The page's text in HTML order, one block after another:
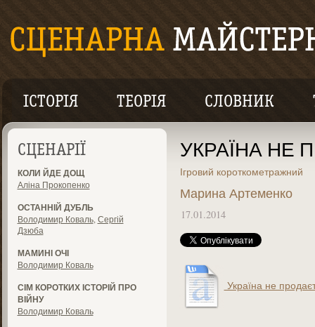
ІСТОРІЯ ТЕОРІЯ СЛОВНИК
СЦЕНАРІЇ
КОЛИ ЙДЕ ДОЩ
Аліна Прокопенко
ОСТАННІЙ ДУБЛЬ
Володимир Коваль, Сергій
Дзюба
МАМИНІ ОЧІ
Володимир Коваль
СІМ КОРОТКИХ ІСТОРІЙ ПРО
ВІЙНУ
Володимир Коваль
УКРАЇНА НЕ
Ігровий короткометражний
Марина Артеменко
17.01.2014
Україна не